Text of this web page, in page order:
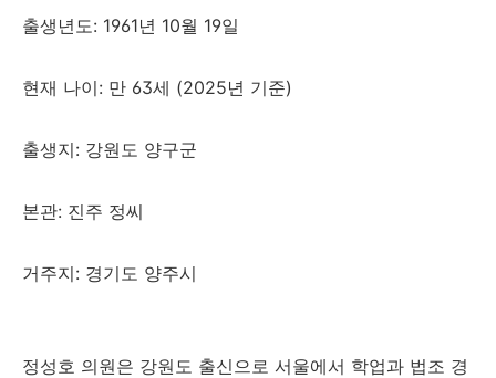
출생년도: 1961년 10월 19일
현재 나이: 만 63세 (2025년 기준)
출생지: 강원도 양구군
본관: 진주 정씨
거주지: 경기도 양주시
정성호 의원은 강원도 출신으로 서울에서 학업과 법조 경